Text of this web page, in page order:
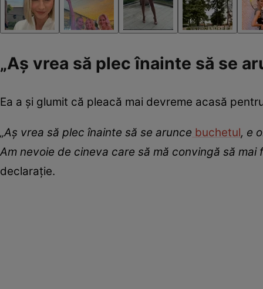
„Aș vrea să plec înainte să se
Ea a și glumit că pleacă mai devreme acasă
„Aș vrea să plec înainte să se arunce buchetul, e
Am nevoie de cineva care să mă convingă să mai
declarație.